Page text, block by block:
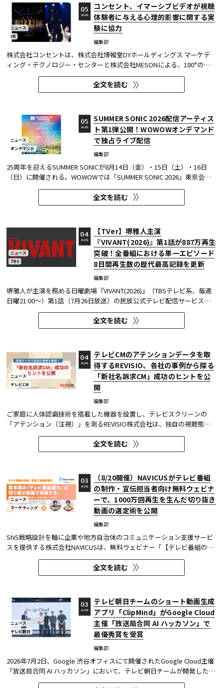
ニュース
VR
コンセント、イマーシブビデオが視聴
体験者に与える心理的影響に関する実
験に協力
編集部
05
AUG
株式会社コンセントは、株式会社博報堂DYホールディングス マーケテ
ィング・テクノロジー・センターと株式会社MESONによる、180°の視
野角のImmersive Video（以下、イマーシブビデオ）を実験刺激に用い
た心理実験に協力し、そのプレプリント論文が2026年6月8日にarXivで
公開された。 本実験は、イマーシブビデオの撮影距離が体験者の「そ...
全文を読む
ニュース
オンデマンド
SUMMER SONIC 2026配信アーティス
ト第1弾公開！WOWOWオンデマンド
で独占ライブ配信
編集部
05
AUG
25周年を迎えるSUMMER SONICが8月14日（金）・15日（土）・16日
（日）に開催される。WOWOWでは「SUMMER SONIC 2026」東京会場
のZOZOマリンスタジアムと幕張メッセから、マリンステージ、マウン
テンステージ、ソニックステージ、パシフィックステージの模様を、3
日間にわたりWOWOWオンデマンドで独占ライブ配信する。 今回、配信
全文を読む
ニュース
TBS
【TVer】堺雅人主演
『VIVANT(2026)』第1話が887万再生
突破！全番組における単一エピソード
8日間再生数の歴代最高記録を更新
編集部
04
AUG
堺雅人が主演を務める日曜劇場『VIVANT(2026)』（TBSテレビ系、毎週
日曜21:00～）第1話（7月26日放送）の民放公式テレビ配信サービス
「TVer（ティーバー）」における8日間再生数が887万（※1）を突破し
1週間の配信を行っているため、番組の再生数は配信開始日と配信終了...
全文を読む
ニュース
テレビCM
テレビCMのアテンションデータを取
得するREVISIO、各社の事例から探る
「新社名訴求CM」成功のヒントを公
開
編集部
04
AUG
ご家庭に人体認識技術を搭載した機器を設置し、テレビスクリーンの
「アテンション（注視）」を測るREVISIO株式会社は、独自の視聴態勢
データを基に「社名変更」にまつわるCMを分析した結果を公開した。
分析結果の詳細は、お役立ち資料『定量データで分析! 「新社名」認知
を狙う！～ 社名変更CMを出稿タイミング×クリエイティブ5分類で徹...
全文を読む
ニュース
マーケティング
（8/20開催）NAVICUSがテレビ番組
の制作・宣伝担当者向け無料ウェビナ
ーで、1000万回再生を生んだ切り抜き
動画の選定術を公開
編集部
03
AUG
SNS戦略設計を軸に企業や地方自治体のコミュニケーション支援サービ
スを提供する株式会社NAVICUSは、無料ウェビナー「【テレビ番組の制
作・宣伝ご担当者向け】若年層の『テレビ番組離れ』は切り抜き動画で
突破する！1000万回再生連発の選定術と、よくある落とし穴を紹介」
を、2026年8月20日（木）に開催する。 同ウェビナーでは、TikTok・...
全文を読む
ニュース
テレビ朝日
テレビ朝日チームのショート動画生成
アプリ「ClipMind」がGoogle Cloud
主催「放送局合同 AI ハッカソン」で
最優秀賞を受賞
編集部
03
AUG
2026年7月2日、Google 渋谷オフィスにて開催されたGoogle Cloud主催
「放送局合同 AI ハッカソン」において、テレビ朝日チームが開発したシ
ョート動画生成アプリケーション「ClipMind」が、開発コース（Bコー